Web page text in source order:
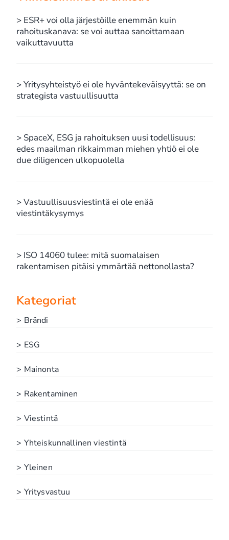
> ESR+ voi olla järjestöille enemmän kuin
rahoituskanava: se voi auttaa sanoittamaan
vaikuttavuutta
> Yritysyhteistyö ei ole hyväntekeväisyyttä: se on
strategista vastuullisuutta
> SpaceX, ESG ja rahoituksen uusi todellisuus:
edes maailman rikkaimman miehen yhtiö ei ole
due diligencen ulkopuolella
> Vastuullisuusviestintä ei ole enää
viestintäkysymys
> ISO 14060 tulee: mitä suomalaisen
rakentamisen pitäisi ymmärtää nettonollasta?
Kategoriat
> Brändi
> ESG
> Mainonta
> Rakentaminen
> Viestintä
> Yhteiskunnallinen viestintä
> Yleinen
> Yritysvastuu